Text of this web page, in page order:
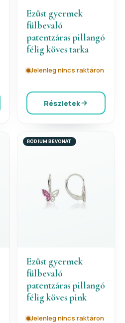
Ezüst gyermek
fülbevaló
patentzáras pillangó
félig köves tarka
Jelenleg nincs raktáron
Részletek
RÓDIUM BEVONAT
Ezüst gyermek
fülbevaló
patentzáras pillangó
félig köves pink
Jelenleg nincs raktáron